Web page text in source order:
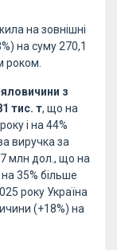
на зовнішні
на суму 270,1
роком.
з
тис. т, що на
і на 44%
виручка за
млн дол., що на
35% більше
року Україна
(+18%) на